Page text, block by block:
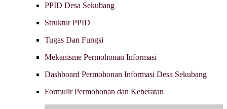
PPID Desa Sekubang
Struktur PPID
Tugas Dan Fungsi
Mekanisme Permohonan Informasi
Dashboard Permohonan Informasi Desa Sekubang
Formulir Permohonan dan Keberatan